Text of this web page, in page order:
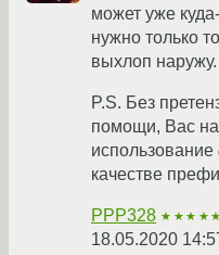
может уже
нужно только
выхлоп наружу.
P.S. Без
помощи, Вас на
использование
качестве
PPP328 ★★★★★
18.05.2020